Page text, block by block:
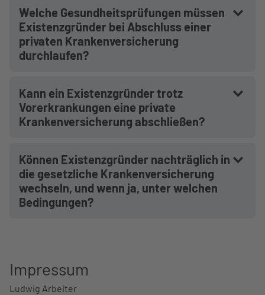
Welche Gesundheitsprüfungen müssen
Existenzgründer bei Abschluss einer
privaten Krankenversicherung
durchlaufen?
Kann ein Existenzgründer trotz
Vorerkrankungen eine private
Krankenversicherung abschließen?
Können Existenzgründer nachträglich in
die gesetzliche Krankenversicherung
wechseln, und wenn ja, unter welchen
Bedingungen?
Impressum
Ludwig Arbeiter